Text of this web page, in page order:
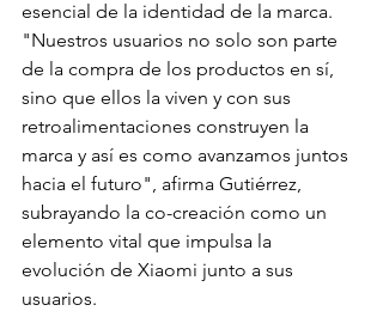
esencial de la identidad de la marca.
"Nuestros usuarios no solo son parte
de la compra de los productos en sí,
sino que ellos la viven y con sus
retroalimentaciones construyen la
marca y así es como avanzamos juntos
hacia el futuro", afirma Gutiérrez,
subrayando la co-creación como un
elemento vital que impulsa la
evolución de Xiaomi junto a sus
usuarios.